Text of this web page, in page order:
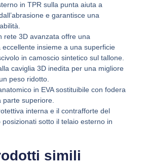
in TPR sulla punta aiuta a
e garantisce una
rete 3D avanzata offre una
eccellente insieme a una superficie
in camoscio sintetico sul tallone.
caviglia 3D inedita per una migliore
peso ridotto.
in EVA sostituibile con fodera
parte superiore.
interna e il contrafforte del
posizionati sotto il telaio esterno in
simili